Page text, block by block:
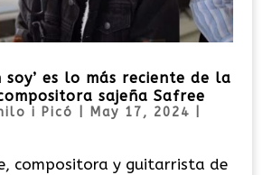
soy’ es lo más reciente de la
sajeña Safree
i Picó May 17, 2024
compositora y guitarrista de